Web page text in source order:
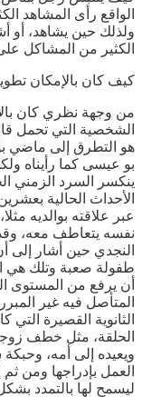
الواقع رأى المشاهد
ولذلك حين يشاهد، أو
الكثير من المشاكل
كيف كان بالإمكان
من وجهة نظري كان
الشخصية التي تحمل
هو التطرق إلى ماضي
ينكسر السرد الزمني
الأحداث الحالية
عبر علاقته بوالديه
نفسه يتعاطف معه،
النجدي حين أشار إلى
طفولة صعبة وتلك هي
أن يرفع من المستوى
المتأصل فيه غير
الثانوية القصيرة
الحلقة، مثل خطف
ويعيده إلى أمه،
العمل بإدراجها ومن
ليسمح لها بالتمدد